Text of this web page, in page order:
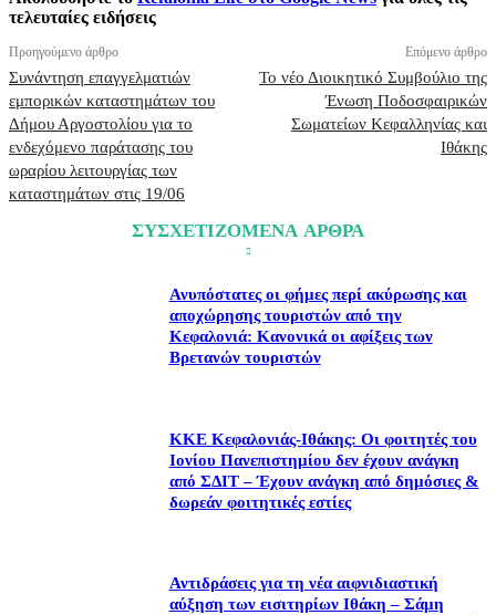
τελευταίες ειδήσεις
Προηγούμενο άρθρο
Συνάντηση επαγγελματιών
εμπορικών καταστημάτων του
Δήμου Αργοστολίου για το
ενδεχόμενο παράτασης του
ωραρίου λειτουργίας των
καταστημάτων στις 19/06
Επόμενο άρθρο
Το νέο Διοικητικό Συμβούλιο της
Ένωση Ποδοσφαιρικών
Σωματείων Κεφαλληνίας και
Ιθάκης
ΣΥΣΧΕΤΙΖΟΜΕΝΑ ΑΡΘΡΑ
​Ανυπόστατες οι φήμες περί ακύρωσης και
αποχώρησης τουριστών από την
Κεφαλονιά: Κανονικά οι αφίξεις των
Βρετανών τουριστών
ΚΚΕ Κεφαλονιάς-Ιθάκης: Οι φοιτητές του
Ιονίου Πανεπιστημίου δεν έχουν ανάγκη
από ΣΔΙΤ – Έχουν ανάγκη από δημόσιες &
δωρεάν φοιτητικές εστίες
Αντιδράσεις για τη νέα αιφνιδιαστική
αύξηση των εισιτηρίων Ιθάκη – Σάμη